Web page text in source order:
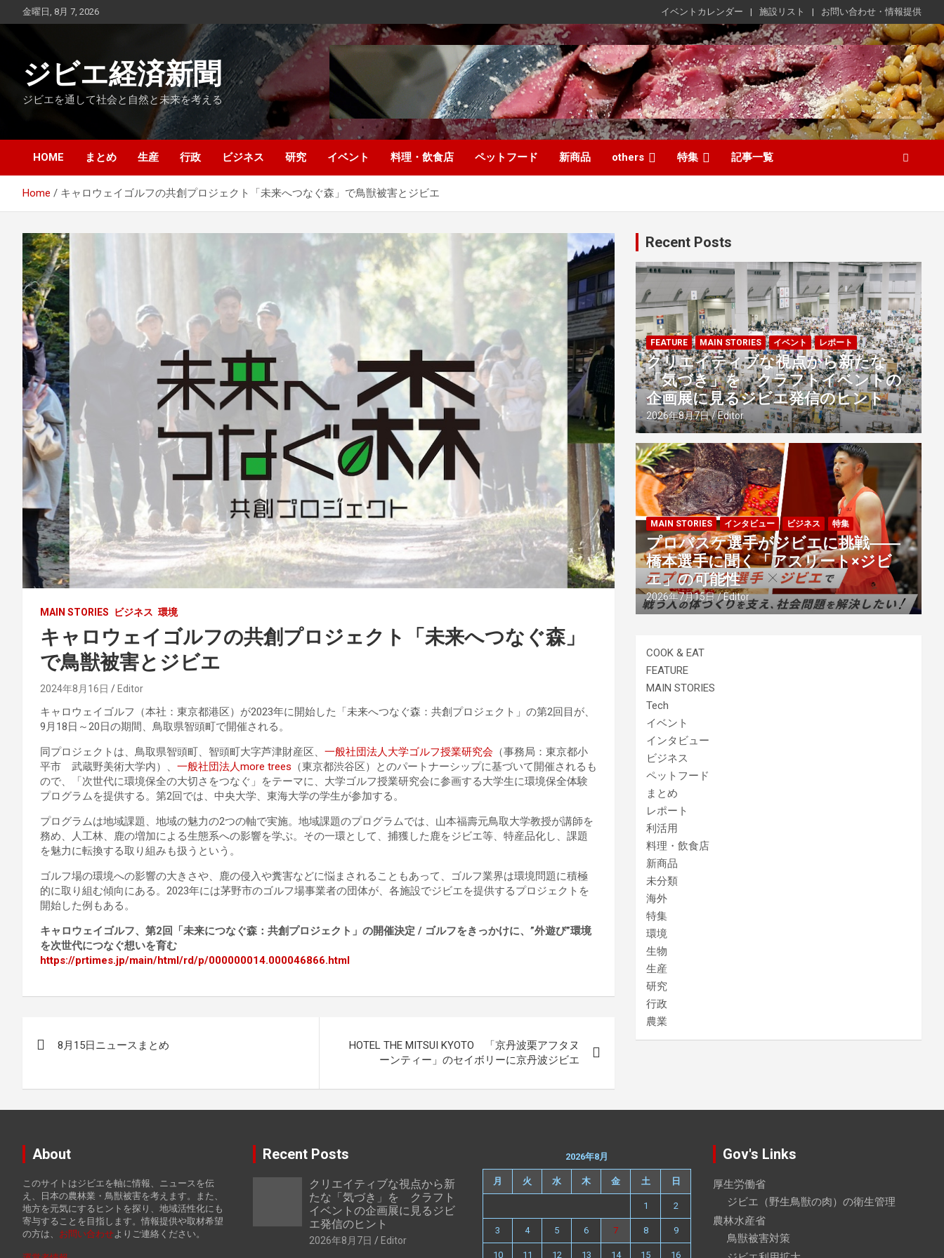
to
金曜日, 8月 7, 2026 イベントカレンダー 施設リスト お問い合わせ・情報提供
ジビエ経済新聞
ジビエを通して社会と自然と未来を考える
HOME まとめ 生産 行政 ビジネス 研究 イベント 料理・飲食店 ペットフード 新商品 others 特集 記事一覧
Home キャロウェイゴルフの共創プロジェクト「未来へつなぐ森」で鳥獣被害とジビエ
MAIN STORIES ビジネス 環境
キャロウェイゴルフの共創プロジェクト「未来へつなぐ森」
で鳥獣被害とジビエ
2024年8月16日 Editor
キャロウェイゴルフ（本社：東京都港区）が2023年に開始した「未来へつなぐ森：共創プロジェクト」の第2回目が、
9月18日～20日の期間、鳥取県智頭町で開催される。
同プロジェクトは、鳥取県智頭町、智頭町大字芦津財産区、 一般社団法人大学ゴルフ授業研究会 （事務局：東京都小
平市 武蔵野美術大学内）、 一般社団法人more trees （東京都渋谷区）とのパートナーシップに基づいて開催されるも
ので、「次世代に環境保全の大切さをつなぐ」をテーマに、大学ゴルフ授業研究会に参画する大学生に環境保全体験
プログラムを提供する。第2回では、中央大学、東海大学の学生が参加する。
プログラムは地域課題、地域の魅力の2つの軸で実施。地域課題のプログラムでは、山本福壽元鳥取大学教授が講師を
務め、人工林、鹿の増加による生態系への影響を学ぶ。その一環として、捕獲した鹿をジビエ等、特産品化し、課題
を魅力に転換する取り組みも扱うという。
ゴルフ場の環境への影響の大きさや、鹿の侵入や糞害などに悩まされることもあって、ゴルフ業界は環境問題に積極
的に取り組む傾向にある。2023年には茅野市のゴルフ場事業者の団体が、各施設でジビエを提供するプロジェクトを
開始した例もある。
キャロウェイゴルフ、第2回「未来につなぐ森：共創プロジェクト」の開催決定 / ゴルフをきっかけに、”外遊び”環境
を次世代につなぐ想いを育む
https://prtimes.jp/main/html/rd/p/000000014.000046866.html
ナ
ビ
ゲ
ー
シ
ョ
8月15日ニュースまとめ
HOTEL THE MITSUI KYOTO 「京丹波栗アフタヌ
ーンティー」のセイボリーに京丹波ジビエ
Recent Posts
FEATURE MAIN STORIES イベント レポート
クリエイティブな視点から新たな
「気づき」を クラフトイベントの
企画展に見るジビエ発信のヒント
2026年8月7日 Editor
MAIN STORIES インタビュー ビジネス 特集
プロバスケ選手がジビエに挑戦――
橋本選手に聞く「アスリート×ジビ
エ」の可能性
2026年7月15日 Editor
COOK & EAT
FEATURE
MAIN STORIES
Tech
イベント
インタビュー
ビジネス
ペットフード
まとめ
レポート
利活用
料理・飲食店
新商品
未分類
海外
特集
環境
生物
生産
研究
行政
農業
About
このサイトはジビエを軸に情報、ニュースを伝
え、日本の農林業・鳥獣被害を考えます。また、
地方を元気にするヒントを探り、地域活性化にも
寄与することを目指します。情報提供や取材希望
の方は、 お問い合わせよりご連絡ください。
Recent Posts
クリエイティブな視点から新
たな「気づき」を クラフト
イベントの企画展に見るジビ
エ発信のヒント
2026年8月7日 Editor
2026年8月
月 火 水 木 金 土 日
1 2
3 4 5 6 7 8 9
10 11 12 13 14 15 16
Gov's Links
厚生労働省
ジビエ（野生鳥獣の肉）の衛生管理
農林水産省
鳥獣被害対策